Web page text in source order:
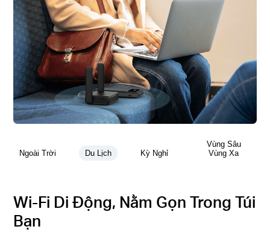
Ngoài Trời Du Lịch Kỳ Nghỉ
Vùng Sâu
Vùng Xa
Wi-Fi Di Động, Nằm Gọn Trong Túi
Bạn